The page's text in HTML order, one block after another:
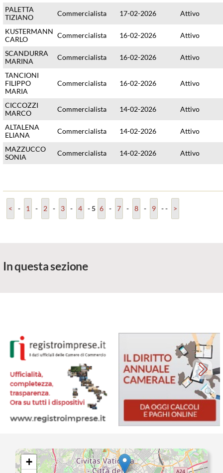
PALETTA
TIZIANO
Commercialista 17-02-2026 Attivo
KUSTERMANN
CARLO
Commercialista 16-02-2026 Attivo
SCANDURRA
MARINA
Commercialista 16-02-2026 Attivo
TANCIONI
FILIPPO
MARIA
Commercialista 16-02-2026 Attivo
CICCOZZI
MARCO
Commercialista 14-02-2026 Attivo
ALTALENA
ELIANA
Commercialista 14-02-2026 Attivo
MAZZUCCO
SONIA
Commercialista 14-02-2026 Attivo
< - 1 - 2 - 3 - 4 -5 6 - 7 - 8 - 9 -- >
In questa sezione
+